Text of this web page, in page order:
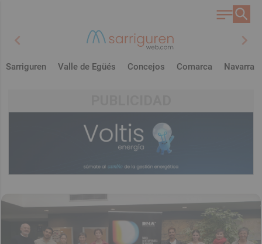
chevron_left chevron_right
Sarriguren Valle de Egüés Concejos Comarca Navarra